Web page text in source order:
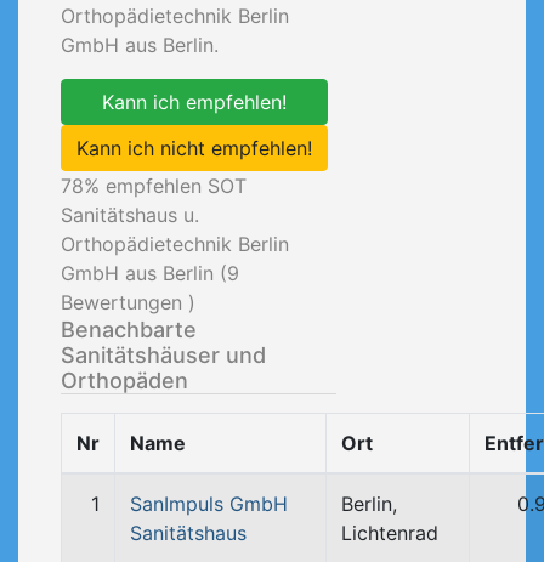
Orthopädietechnik Berlin
GmbH aus Berlin.
Kann ich empfehlen!
Kann ich nicht empfehlen!
78% empfehlen SOT
Sanitätshaus u.
Orthopädietechnik Berlin
GmbH aus Berlin (9
Bewertungen )
Benachbarte
Sanitätshäuser und
Orthopäden
Nr Name Ort
1
SanImpuls GmbH
Sanitätshaus
Berlin,
Lichtenrad